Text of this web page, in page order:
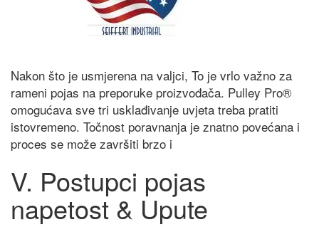
Nakon što je usmjerena na valjci, To je vrlo važno za
rameni pojas na preporuke proizvođača. Pulley Pro®
omogućava sve tri usklađivanje uvjeta treba pratiti
istovremeno. Točnost poravnanja je znatno povećana i
proces se može završiti brzo i
V. Postupci pojas
napetost & Upute